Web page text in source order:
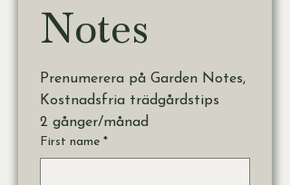
Notes
Prenumerera på Garden Notes,
2 gånger/månad
First name *